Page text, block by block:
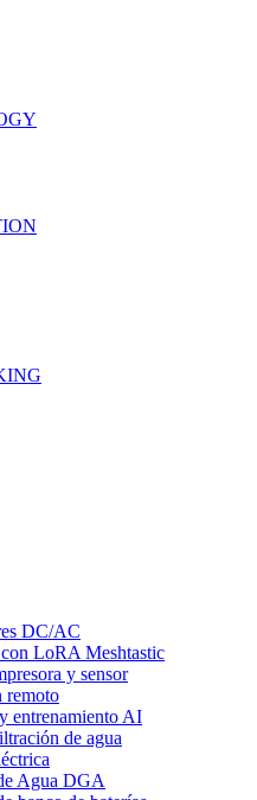
DC/AC
LoRA Meshtastic
y sensor
remoto
entrenamiento AI
de agua
Agua DGA